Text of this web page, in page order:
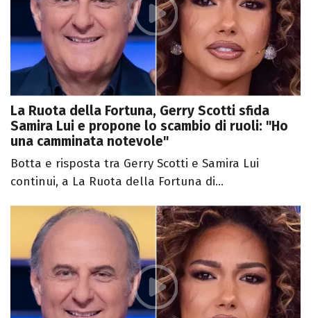
La Ruota della Fortuna, Gerry Scotti sfida
Samira Lui e propone lo scambio di ruoli: "Ho
una camminata notevole"
Botta e risposta tra Gerry Scotti e Samira Lui
continui, a La Ruota della Fortuna di...